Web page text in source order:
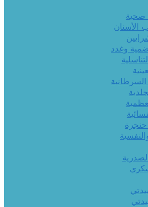
صحية
الأسنان
وغدد
حنجرة